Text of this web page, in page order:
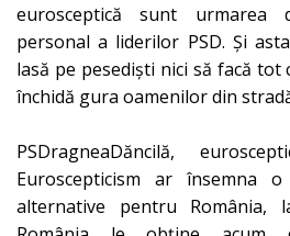
eurosceptică sunt urmarea
personal a liderilor PSD. Și
lasă pe pesediști nici să facă tot
închidă gura oamenilor din
PSDragneaDăncilă,
Euroscepticism ar însemna
alternative pentru România,